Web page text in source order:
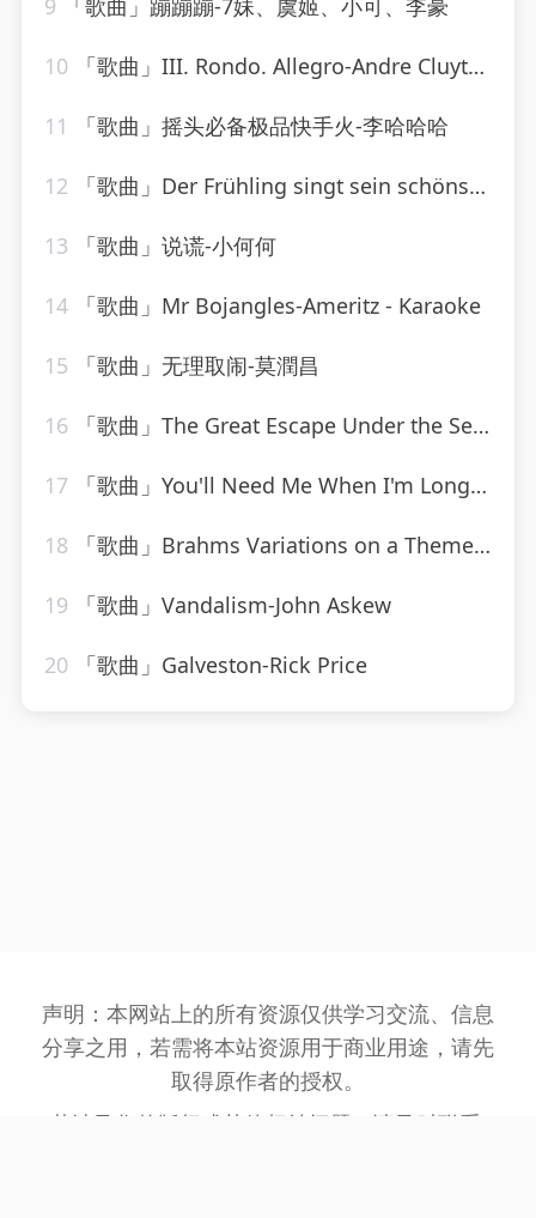
9 「歌曲」蹦蹦蹦-7妹、虞姬、小可、李豪
10 「歌曲」III. Rondo. Allegro-Andre Cluytens、gabriel tacchino、Berliner Philharmoniker
11 「歌曲」摇头必备极品快手火-李哈哈哈
12 「歌曲」Der Frühling singt sein schönstes Lied-Lydia Huber
13 「歌曲」说谎-小何何
14 「歌曲」Mr Bojangles-Ameritz - Karaoke
15 「歌曲」无理取闹-莫潤昌
16 「歌曲」The Great Escape Under the Sea-We Are Scientists
17 「歌曲」You'll Need Me When I'm Long Gone-ethel waters
18 「歌曲」Brahms Variations on a Theme by Haydn, Op. 56a Variation VIII Presto non troppo
19 「歌曲」Vandalism-John Askew
20 「歌曲」Galveston-Rick Price
声明：本网站上的所有资源仅供学习交流、信息
分享之用，若需将本站资源用于商业用途，请先
取得原作者的授权。
若涉及您的版权或其他权益问题，请及时联系: